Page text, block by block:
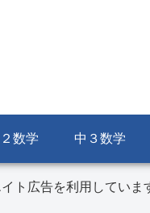
数学 中３数学
ト広告を利用していま